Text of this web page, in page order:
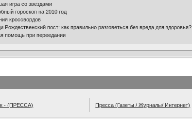
игра со звездами
гороскоп на 2010 год
кроссвордов
Рождественский пост: как правильно разговеться без вреда для здоровья?
помощь при переедании
- (ПРЕССА) Пресса (Газеты / Журналы/ Интернет)